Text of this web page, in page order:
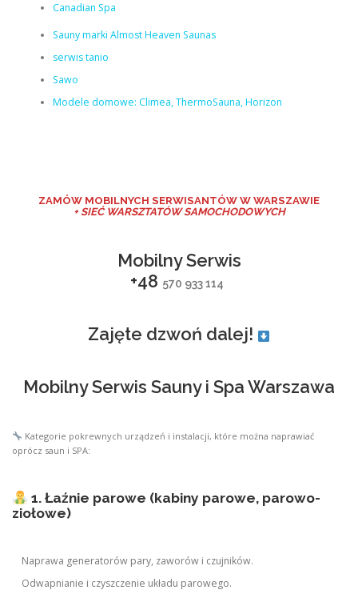
Canadian Spa
Sauny marki Almost Heaven Saunas
serwis tanio
Sawo
Modele domowe: Climea, ThermoSauna, Horizon
ZAMÓW MOBILNYCH SERWISANTÓW W WARSZAWIE
+ SIEĆ WARSZTATÓW SAMOCHODOWYCH
Mobilny Serwis
+48 570 933 114
Zajęte dzwoń dalej!
Mobilny Serwis Sauny i Spa Warszawa
Kategorie pokrewnych urządzeń i instalacji, które można naprawiać
oprócz saun i SPA:
1. Łaźnie parowe (kabiny parowe, parowo-
ziołowe)
Naprawa generatorów pary, zaworów i czujników.
Odwapnianie i czyszczenie układu parowego.